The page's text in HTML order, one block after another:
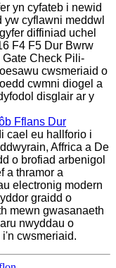
yn cyfateb i newid
yw cyflawni meddwl
diffiniad uchel
F4 F5 Dur Bwrw
Check Pili-
cwsmeriaid o
cwmni diogel a
disglair ar y
Fflans Dur
cael eu hallforio i
Affrica a De
o brofiad arbenigol
a thramor a
electronig modern
graidd o
mewn gwasanaeth
nwyddau o
cwsmeriaid.